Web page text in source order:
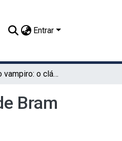
Entrar
Estéticas do vampiro: o clássico e o contemporâneo em Drácula, de Bram Stoker e Crepúsculo, de Stephenie Meyer
Bram